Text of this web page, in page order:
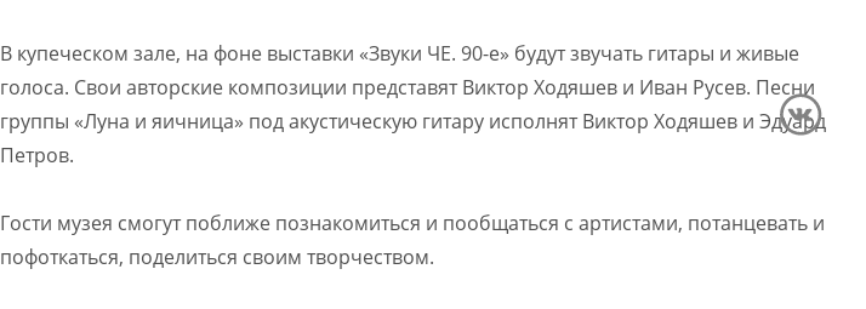
В купеческом зале, на фоне выставки «Звуки ЧЕ. 90-е» будут звучать гитары и живые
голоса. Свои авторские композиции представят Виктор Ходяшев и Иван Русев. Песни
группы «Луна и яичница» под акустическую гитару исполнят Виктор Ходяшев и Эдуард
Петров.
Гости музея смогут поближе познакомиться и пообщаться с артистами, потанцевать и
пофоткаться, поделиться своим творчеством.